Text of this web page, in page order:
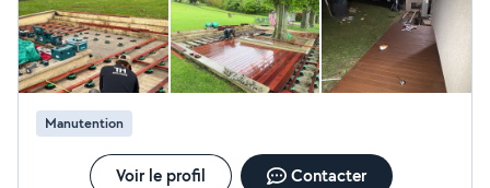
chantiers & bricolage en tout genre Nettoyage,
entretien intérieur/extérieur Montage, réparations,
petits travaux divers Mon objectif : vous simplifier la vie
et réaliser un travail propre et de qualité qui s'adapte à
vous particuliers ou professionnels N'hésitez pas à me
contacter pour un devis, un renseignement ou juste un
conseil, je serai heureux de répondre à vos demandes
Basé à Annecy Contact en message privé
Manutention
Voir le profil Contacter